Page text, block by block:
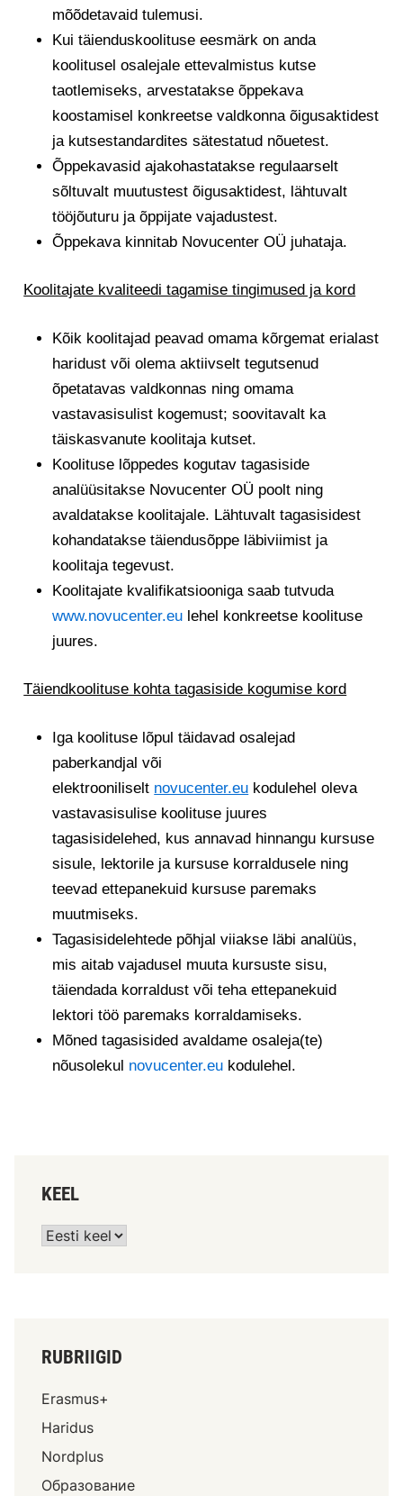
mõõdetavaid tulemusi.
Kui täienduskoolituse eesmärk on anda
koolitusel osalejale ettevalmistus kutse
taotlemiseks, arvestatakse õppekava
koostamisel konkreetse valdkonna õigusaktidest
ja kutsestandardites sätestatud nõuetest.
Õppekavasid ajakohastatakse regulaarselt
sõltuvalt muutustest õigusaktidest, lähtuvalt
tööjõuturu ja õppijate vajadustest.
Õppekava kinnitab Novucenter OÜ juhataja.
Koolitajate kvaliteedi tagamise tingimused ja kord
Kõik koolitajad peavad omama kõrgemat erialast
haridust või olema aktiivselt tegutsenud
õpetatavas valdkonnas ning omama
vastavasisulist kogemust; soovitavalt ka
täiskasvanute koolitaja kutset.
Koolituse lõppedes kogutav tagasiside
analüüsitakse Novucenter OÜ poolt ning
avaldatakse koolitajale. Lähtuvalt tagasisidest
kohandatakse täiendusõppe läbiviimist ja
koolitaja tegevust.
Koolitajate kvalifikatsiooniga saab tutvuda
www.novucenter.eu lehel konkreetse koolituse
juures.
Täiendkoolituse kohta tagasiside kogumise kord
Iga koolituse lõpul täidavad osalejad
paberkandjal või
elektrooniliselt novucenter.eu kodulehel oleva
vastavasisulise koolituse juures
tagasisidelehed, kus annavad hinnangu kursuse
sisule, lektorile ja kursuse korraldusele ning
teevad ettepanekuid kursuse paremaks
muutmiseks.
Tagasisidelehtede põhjal viiakse läbi analüüs,
mis aitab vajadusel muuta kursuste sisu,
täiendada korraldust või teha ettepanekuid
lektori töö paremaks korraldamiseks.
Mõned tagasisided avaldame osaleja(te)
nõusolekul novucenter.eu kodulehel.
KEEL
RUBRIIGID
Erasmus+
Haridus
Nordplus
Образование